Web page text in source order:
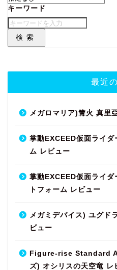
キーワード
検索
最近
メガロマリア)篝火 真里
掌動EXCEED仮面ライ
ム レビュー
掌動EXCEED仮面ライ
トフォーム レビュー
メガミデバイス) ユグド
ビュー
Figure-rise Standard
ズ) オシリスの天空竜 レ